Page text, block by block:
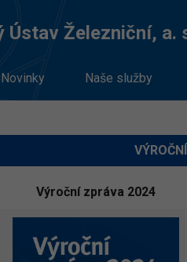
Ústav Železniční, a.
Novinky Naše služby
Výroční zpráva 2024